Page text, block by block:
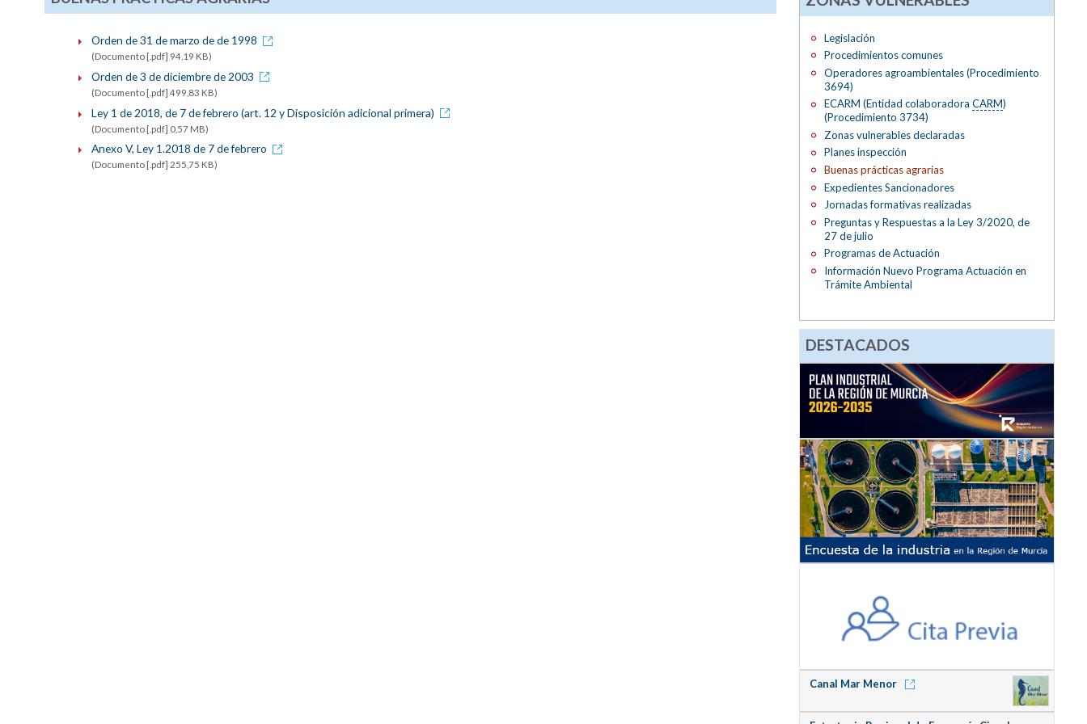
Orden de 31 de marzo de de 1998
(Documento [.pdf] 94,19 KB)
Orden de 3 de diciembre de 2003
(Documento [.pdf] 499,83 KB)
Ley 1 de 2018, de 7 de febrero (art. 12 y Disposición adicional primera)
(Documento [.pdf] 0,57 MB)
Anexo V, Ley 1.2018 de 7 de febrero
(Documento [.pdf] 255,75 KB)
Legislación
Procedimientos comunes
Operadores agroambientales (Procedimiento
3694)
ECARM (Entidad colaboradora CARM)
(Procedimiento 3734)
Zonas vulnerables declaradas
Planes inspección
Buenas prácticas agrarias
Expedientes Sancionadores
Jornadas formativas realizadas
Preguntas y Respuestas a la Ley 3/2020, de
27 de julio
Programas de Actuación
Información Nuevo Programa Actuación en
Trámite Ambiental
DESTACADOS
Canal Mar Menor